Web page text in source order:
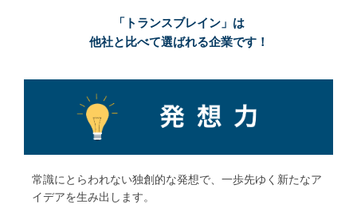
「トランスブレイン」は
他社と比べて選ばれる企業です！
常識にとらわれない独創的な発想で、一歩先ゆく新たなア
イデアを生み出します。